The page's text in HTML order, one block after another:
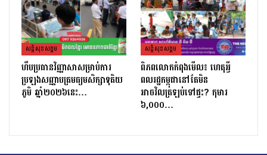
សន្តិសុខសង្គម
ហឹបប្រធានវិញ្ញាសាសម្រាប់ការ
ប្រឡងសញ្ញាបត្រ​មធ្យមសិក្សាទុតិយ
ភូមិ ឆ្នាំ២០២៦នេះ…
សន្តិសុខសង្គម
ពិភពលោកកំពុងមើល៖ ហេតុអ្វី
ពលរដ្ឋកម្ពុជានៅតែមិន
អាចវិលត្រឡប់ទៅផ្ទះ? កុមារ
៦,០០០…